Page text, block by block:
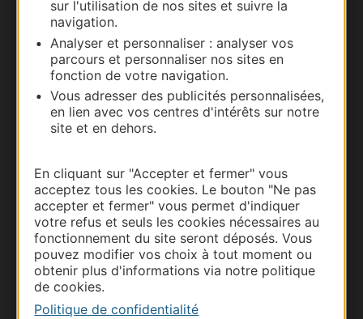
sur l'utilisation de nos sites et suivre la
navigation.
Analyser et personnaliser : analyser vos
parcours et personnaliser nos sites en
fonction de votre navigation.
Vous adresser des publicités personnalisées,
en lien avec vos centres d'intérêts sur notre
site et en dehors.
En cliquant sur "Accepter et fermer" vous
acceptez tous les cookies. Le bouton "Ne pas
accepter et fermer" vous permet d'indiquer
votre refus et seuls les cookies nécessaires au
fonctionnement du site seront déposés. Vous
pouvez modifier vos choix à tout moment ou
obtenir plus d'informations via notre politique
de cookies.
Politique de confidentialité
Nous contacter
Carte interactive
Documentation
Thermalisme